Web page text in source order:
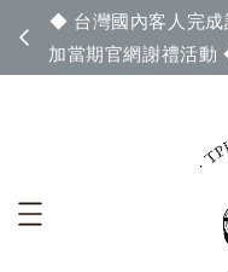
◆ 台灣國內客人完成
加當期官網謝禮活